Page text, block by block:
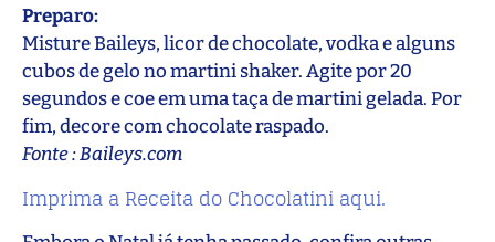
Preparo:
Misture Baileys, licor de chocolate, vodka e alguns
cubos de gelo no martini shaker. Agite por 20
segundos e coe em uma taça de martini gelada. Por
fim, decore com chocolate raspado.
Fonte : Baileys.com
Imprima a Receita do Chocolatini aqui.